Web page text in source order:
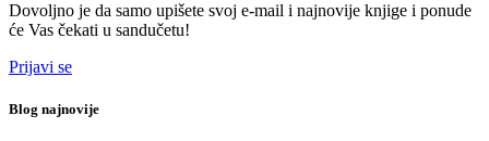
Dovoljno je da samo upišete svoj e-mail i najnovije knjige i ponude
će Vas čekati u sandučetu!
Prijavi se
Blog najnovije